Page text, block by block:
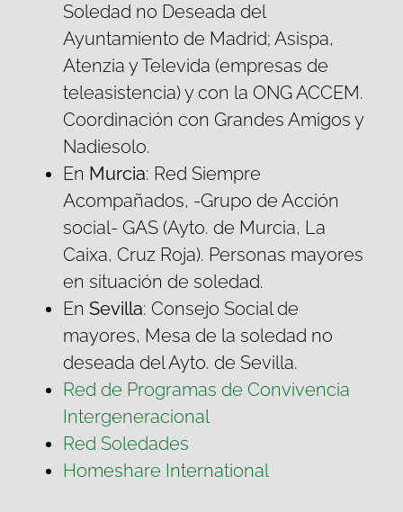
Soledad no Deseada del
Ayuntamiento de Madrid; Asispa,
Atenzia y Televida (empresas de
teleasistencia) y con la ONG ACCEM.
Coordinación con Grandes Amigos y
Nadiesolo.
En Murcia: Red Siempre
Acompañados, -Grupo de Acción
social- GAS (Ayto. de Murcia, La
Caixa, Cruz Roja). Personas mayores
en situación de soledad.
En Sevilla: Consejo Social de
mayores, Mesa de la soledad no
deseada del Ayto. de Sevilla.
Red de Programas de Convivencia
Intergeneracional
Red Soledades
Homeshare International